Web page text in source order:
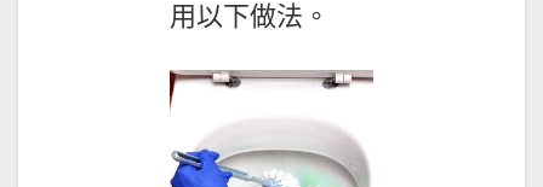
用以下做法。